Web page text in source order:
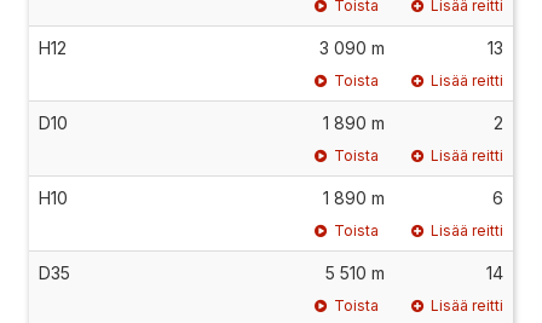
Toista Lisää reitti
H12 3 090 m 13
Toista Lisää reitti
D10 1 890 m 2
Toista Lisää reitti
H10 1 890 m 6
Toista Lisää reitti
D35 5 510 m 14
Toista Lisää reitti